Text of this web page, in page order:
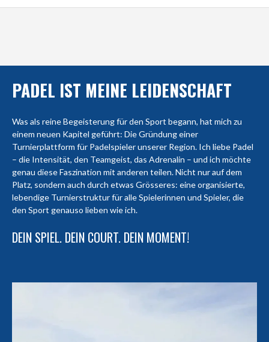
PADEL IST MEINE LEIDENSCHAFT
Was als reine Begeisterung für den Sport begann, hat mich zu
einem neuen Kapitel geführt: Die Gründung einer
Turnierplattform für Padelspieler unserer Region. Ich liebe Padel
– die Intensität, den Teamgeist, das Adrenalin – und ich möchte
genau diese Faszination mit anderen teilen. Nicht nur auf dem
Platz, sondern auch durch etwas Grösseres: eine organisierte,
lebendige Turnierstruktur für alle Spielerinnen und Spieler, die
den Sport genauso lieben wie ich.
DEIN SPIEL. DEIN COURT. DEIN MOMENT!